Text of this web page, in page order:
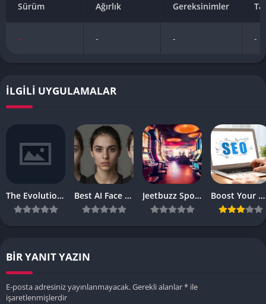
Sürüm Ağırlık Gereksinimler
- - - -
İLGILI UYGULAMALAR
The Evolution of Digital Reel Entertainment in the Modern Gaming World Best AI Face Swap, AI Talking Photo and AI Video Generator 2026: Jeetbuzz Sports Betting Platform Overview Boost Your Website’s SEO Ranking with These Top Strategies
BIR YANIT YAZIN
E-posta adresiniz yayınlanmayacak.Gerekli alanlar* ile
işaretlenmişlerdir